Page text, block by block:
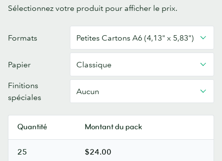
Sélectionnez votre produit pour afficher le prix.
Formats Petites Cartons A6 (4,13" x 5,83")
Papier Classique
Finitions
spéciales
Aucun
Quantité Montant du pack
25 $24.00